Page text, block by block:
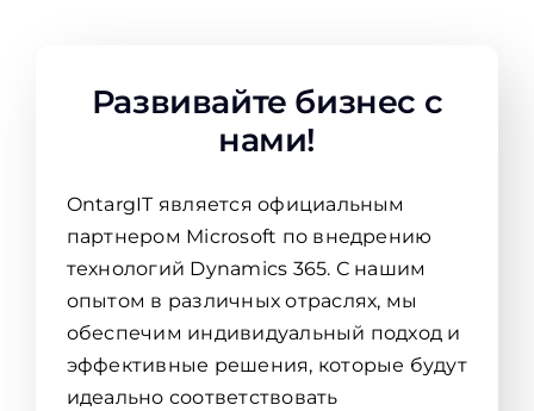
Развивайте бизнес с
нами!
OntargIT является официальным
партнером Microsoft по внедрению
технологий Dynamics 365. С нашим
опытом в различных отраслях, мы
обеспечим индивидуальный подход и
эффективные решения, которые будут
идеально соответствовать